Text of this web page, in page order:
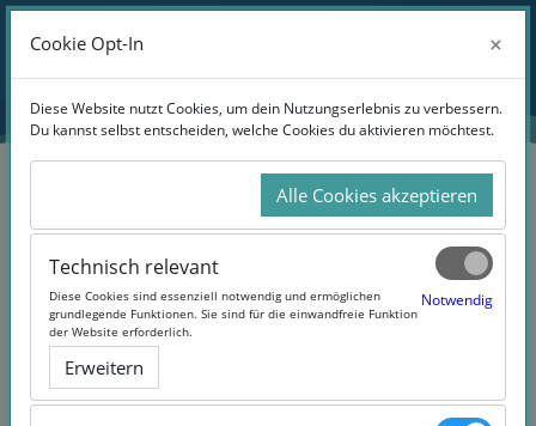
Zum Hauptinhalt
Website-Übersicht
Anmelden
Suchen
1 Products Found
Cookie Opt-In ×
Diese Website nutzt Cookies, um dein Nutzungserlebnis zu verbessern.
Du kannst selbst entscheiden, welche Cookies du aktivieren möchtest.
Alle Cookies akzeptieren
Technisch relevant
Diese Cookies sind essenziell notwendig und ermöglichen
grundlegende Funktionen. Sie sind für die einwandfreie Funktion
der Website erforderlich.
Notwendig
Erweitern
Cookie Opt-In ×
Diese Website nutzt Cookies, um dein Nutzungserlebnis zu verbessern.
Du kannst selbst entscheiden, welche Cookies du aktivieren möchtest.
Alle Cookies akzeptieren
Technisch relevant
Diese Cookies sind essenziell notwendig und ermöglichen
grundlegende Funktionen. Sie sind für die einwandfreie Funktion
der Website erforderlich.
Notwendig
Erweitern